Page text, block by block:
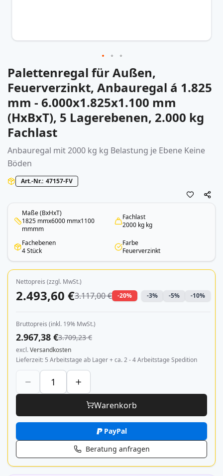
Zum
Anfang
der
Bildergalerie
springen
Palettenregal für Außen,
Feuerverzinkt, Anbauregal á 1.825
mm - 6.000x1.825x1.100 mm
(HxBxT), 5 Lagerebenen, 2.000 kg
Fachlast
Anbauregal mit 2000 kg kg Belastung je Ebene Keine
Böden
Art.-Nr. 47157-FV
Maße (BxHxT)
1825 mmx6000 mmx1100
mmmm
Fachlast
2000 kg kg
Fachebenen
4 Stück
Farbe
Feuerverzinkt
Nettopreis (zzgl. MwSt.)
2.493,60 €3.117,00 € -20% -3% -5% -10%
Bruttopreis (inkl. 19% MwSt.)
2.967,38 €3.709,23 €
excl.Versandkosten
Lieferzeit 5 Arbeitstage ab Lager + ca. 2 - 4 Arbeitstage Spedition
Warenkorb
PayPal
Beratung anfragen